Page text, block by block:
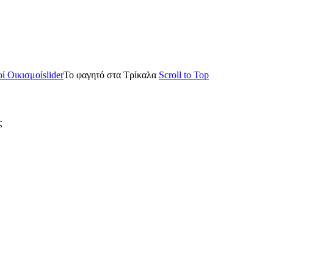
ΟικισμοίsliderΤο φαγητό στα Τρίκαλα Scroll to Top